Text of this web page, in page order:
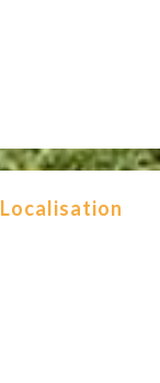
Localisation